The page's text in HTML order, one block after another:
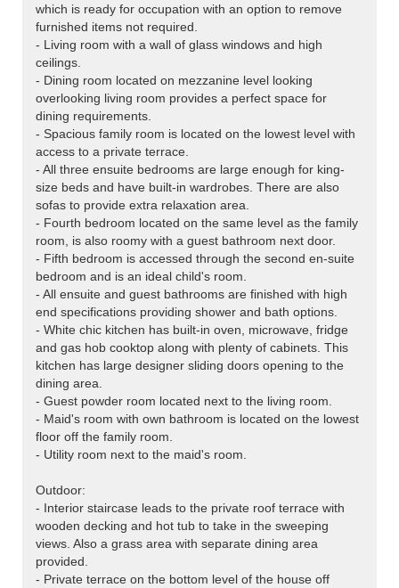
which is ready for occupation with an option to remove
furnished items not required.
- Living room with a wall of glass windows and high
ceilings.
- Dining room located on mezzanine level looking
overlooking living room provides a perfect space for
dining requirements.
- Spacious family room is located on the lowest level with
access to a private terrace.
- All three ensuite bedrooms are large enough for king-
size beds and have built-in wardrobes. There are also
sofas to provide extra relaxation area.
- Fourth bedroom located on the same level as the family
room, is also roomy with a guest bathroom next door.
- Fifth bedroom is accessed through the second en-suite
bedroom and is an ideal child's room.
- All ensuite and guest bathrooms are finished with high
end specifications providing shower and bath options.
- White chic kitchen has built-in oven, microwave, fridge
and gas hob cooktop along with plenty of cabinets. This
kitchen has large designer sliding doors opening to the
dining area.
- Guest powder room located next to the living room.
- Maid's room with own bathroom is located on the lowest
floor off the family room.
- Utility room next to the maid's room.
Outdoor:
- Interior staircase leads to the private roof terrace with
wooden decking and hot tub to take in the sweeping
views. Also a grass area with separate dining area
provided.
- Private terrace on the bottom level of the house off